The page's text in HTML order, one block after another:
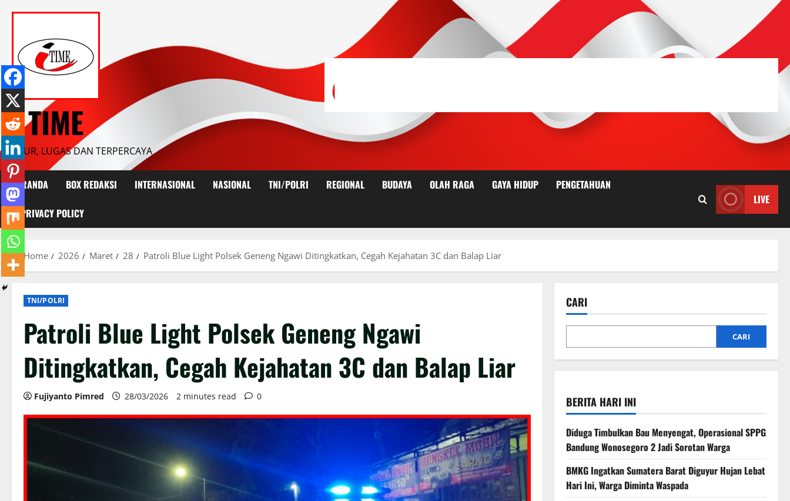
I TIME
JUJUR, LUGAS DAN TERPERCAYA
BERANDA BOX REDAKSI INTERNASIONAL NASIONAL TNI/POLRI REGIONAL BUDAYA OLAH RAGA GAYA HIDUP PENGETAHUAN
PRIVACY POLICY
LIVE
Home 2026 Maret 28 Patroli Blue Light Polsek Geneng Ngawi Ditingkatkan, Cegah Kejahatan 3C dan Balap Liar
TNI/POLRI
Patroli Blue Light Polsek Geneng Ngawi
Ditingkatkan, Cegah Kejahatan 3C dan Balap Liar
Fujiyanto Pimred 28/03/2026 2 minutes read 0
CARI
CARI
BERITA HARI INI
Diduga Timbulkan Bau Menyengat, Operasional SPPG
Bandung Wonosegoro 2 Jadi Sorotan Warga
BMKG Ingatkan Sumatera Barat Diguyur Hujan Lebat
Hari Ini, Warga Diminta Waspada